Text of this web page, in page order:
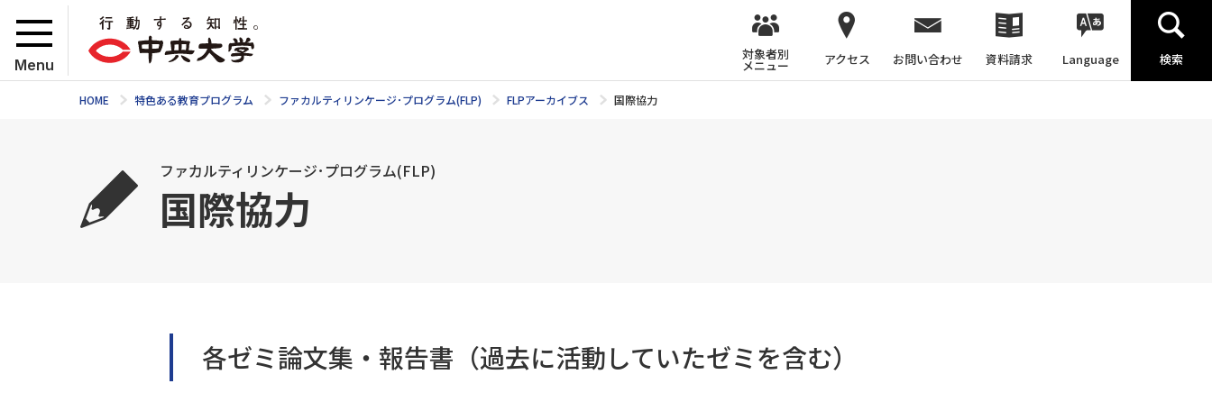
Menu
対象者別
メニュー アクセス お問い合わせ 資料請求 Language 検索
HOME 特色ある教育プログラム ファカルティリンケージ･プログラム(FLP) FLPアーカイブス 国際協力
ファカルティリンケージ･プログラム(FLP)
国際協力
各ゼミ論文集・報告書（過去に活動していたゼミを含む）